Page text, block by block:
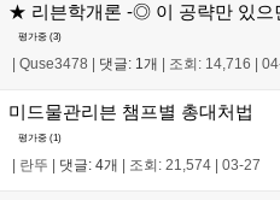
★ 리븐학개론 -◎ 이 공략만 있으
평가중 (3)
Quse3478 댓글: 1개 조회: 14,716
미드물관리븐 챔프별 총대처법
평가중 (1)
| 란뚜 | 댓글: 4개 | 조회: 21,574 | 03-27